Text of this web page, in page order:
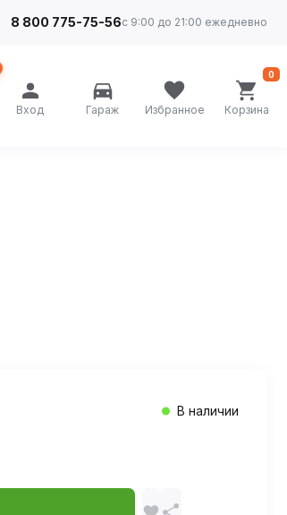
8 800 775-75-56с 9:00 до 21:00 ежедневно
Вход Гараж Избранное Корзина
0
В наличии